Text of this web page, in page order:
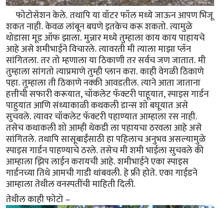
फोटोसेशन केले. तथापि या वॉटर फॉल मध्ये जाऊन आपण भिजू
शकत नाही. केवळ लांबून बघणे इतकेच करू शकतो. त्यामुळे
थोडासा मूड ऑफ झाला. मुन्नार मध्ये तुम्हाला काय काय पाहायचे
आहे असे शमीभाईने विचारले. त्यावरती मी त्याला माझा प्लॅन
सांगितला. तर तो म्हणाला या ठिकाणी तर सर्वच जण जातात. मी
तुम्हाला सांगतो त्याप्रमाणे तुम्ही प्लान करा. काही वेगळी ठिकाणे
पहा. तुम्हाला ती ठिकाणे नक्की आवडतील. त्याने आता जाताना
हत्तीची सफारी करूयात, चॉकलेट फॅक्टरी पाहूयात, स्पाइस गार्डन
पाहुयात आणि संध्याकाळी कथकली डान्स शो बघूयात असे
सुचवले. त्यावर चॉकलेट फॅक्टरी पहाण्यात आम्हाला रस नाही.
तसेच कथाकली शो आम्ही थेकडी ला पहायचा ठरवला आहे असे
सांगितले. तथापि सासूबाईंसाठी हा पहिलाच अनुभव असल्यामुळे
स्पाइस गार्डन पाहण्याचे ठरले. तसेच मी शमी भाईला सुचवले की
आम्हाला झिप लाईन करायची आहे. शमीभाईने एका स्पाइस
गार्डनच्या तिथे आमची गाडी थांबवली. हे फ्री होते. एका गाईडने
आम्हाला तेथील वनस्पतींची माहिती दिली.
तेथील काही फोटो –